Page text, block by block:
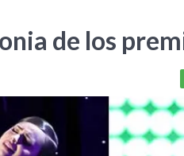
de los